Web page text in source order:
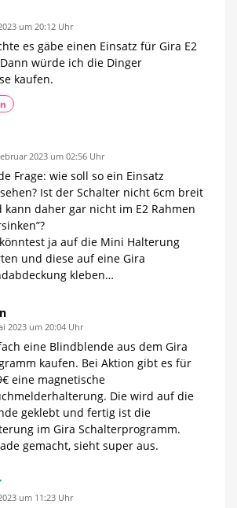
um 20:12 Uhr
es gäbe einen Einsatz für Gira E2
würde ich die Dinger
kaufen.
2023 um 02:56 Uhr
Frage: wie soll so ein Einsatz
Ist der Schalter nicht 6cm breit
kann daher gar nicht im E2 Rahmen
ja auf die Mini Halterung
und diese auf eine Gira
kleben…
2023 um 20:04 Uhr
eine Blindblende aus dem Gira
kaufen. Bei Aktion gibt es für
eine magnetische
Die wird auf die
geklebt und fertig ist die
im Gira Schalterprogramm.
gemacht, sieht super aus.
um 11:23 Uhr